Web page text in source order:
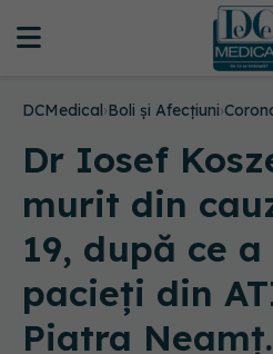
DCMedical›Boli și Afecțiuni›
Dr Iosef
murit din
19, după ce
pacieți din
Piatra